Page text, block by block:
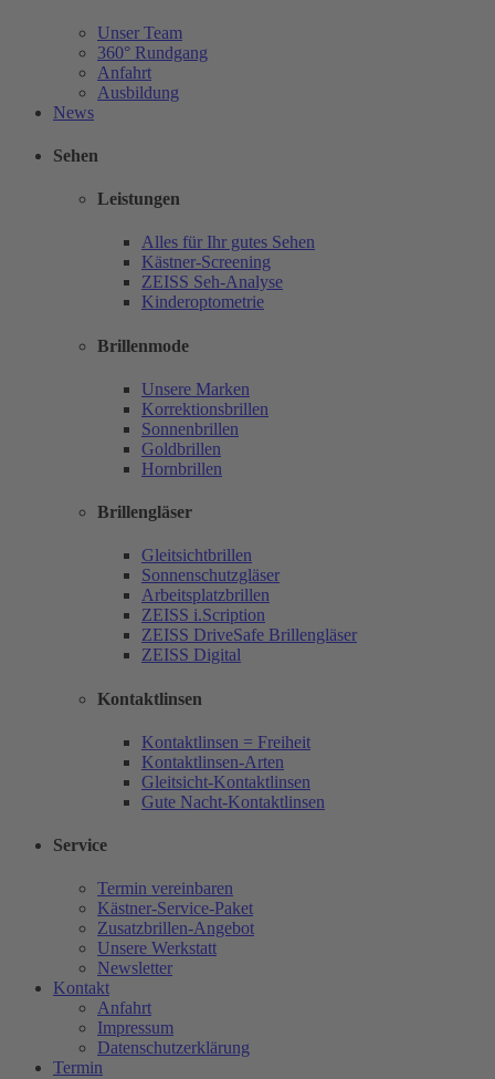
Unser Team
360° Rundgang
Anfahrt
Ausbildung
News
Sehen
Leistungen
Alles für Ihr gutes Sehen
Kästner-Screening
ZEISS Seh-Analyse
Kinderoptometrie
Brillenmode
Unsere Marken
Korrektionsbrillen
Sonnenbrillen
Goldbrillen
Hornbrillen
Brillengläser
Gleitsichtbrillen
Sonnenschutzgläser
Arbeitsplatzbrillen
ZEISS i.Scription
ZEISS DriveSafe Brillengläser
ZEISS Digital
Kontaktlinsen
Kontaktlinsen = Freiheit
Kontaktlinsen-Arten
Gleitsicht-Kontaktlinsen
Gute Nacht-Kontaktlinsen
Service
Termin vereinbaren
Kästner-Service-Paket
Zusatzbrillen-Angebot
Unsere Werkstatt
Newsletter
Kontakt
Anfahrt
Impressum
Datenschutzerklärung
Termin